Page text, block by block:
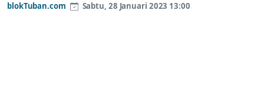
blokTuban.com Sabtu, 28 Januari 2023 13:00